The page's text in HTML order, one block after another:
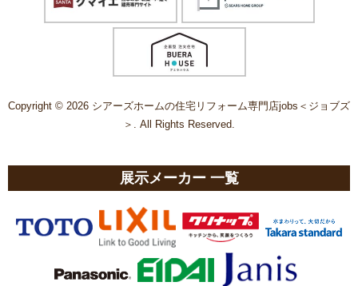
Copyright © 2026 シアーズホームの住宅リフォーム専門店jobs＜ジョブズ
＞. All Rights Reserved.
展示メーカー 一覧